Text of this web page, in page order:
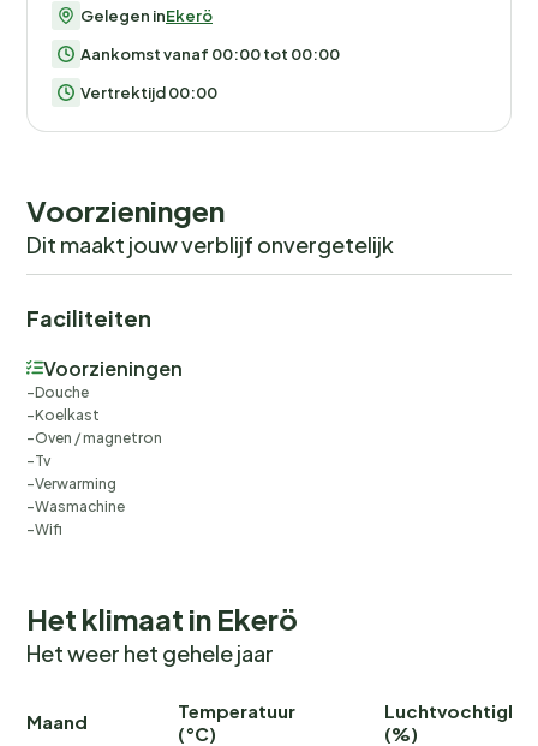
Gelegen inEkerö
Aankomst vanaf 00:00 tot 00:00
Vertrektijd 00:00
Voorzieningen
Dit maakt jouw verblijf onvergetelijk
Faciliteiten
Voorzieningen
Douche
Koelkast
Oven / magnetron
Tv
Verwarming
Wasmachine
Wifi
Het klimaat in Ekerö
Het weer het gehele jaar
Maand
Temperatuur
(°C)
(%)